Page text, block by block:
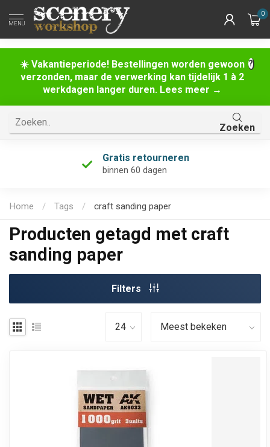
☀️ Vakantieperiode! Bestellingen worden gewoon
verzonden, maar de verwerking kan tijdelijk 1 à 2
werkdagen langer duren. Lees meer →
MENU
0
Zoeken
Gratis retourneren
binnen 60 dagen
Home / Tags / craft sanding paper
Producten getagd met craft
sanding paper
Filters